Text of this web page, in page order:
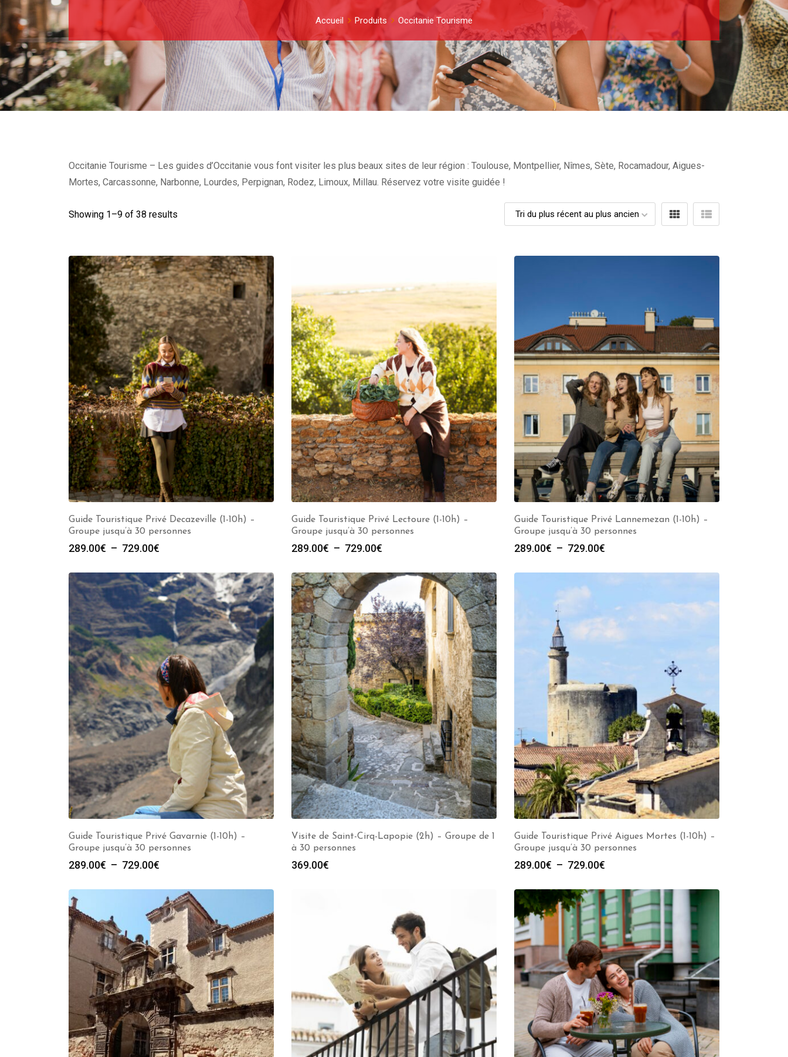
Accueil Produits Occitanie Tourisme
Occitanie Tourisme – Les guides d’Occitanie vous font visiter les plus beaux sites de leur région : Toulouse, Montpellier, Nîmes, Sète, Rocamadour, Aigues-
Mortes, Carcassonne, Narbonne, Lourdes, Perpignan, Rodez, Limoux, Millau. Réservez votre visite guidée !
Showing 1–9 of 38 results
Guide Touristique Privé Decazeville (1-10h) –
Groupe jusqu’à 30 personnes
289.00€ – 729.00€
prix :
289.00€
à
729.00€
Guide Touristique Privé Lectoure (1-10h) –
Groupe jusqu’à 30 personnes
289.00€ – 729.00€
prix :
à
729.00€
Guide Touristique Privé Lannemezan (1-10h) –
Groupe jusqu’à 30 personnes
289.00€ – 729.00€
prix :
729.00€
Guide Touristique Privé Gavarnie (1-10h) –
Groupe jusqu’à 30 personnes
289.00€ – 729.00€
prix :
289.00€
à
729.00€
Visite de Saint-Cirq-Lapopie (2h) – Groupe de 1
à 30 personnes
369.00€
Guide Touristique Privé Aigues Mortes (1-10h) –
Groupe jusqu’à 30 personnes
289.00€ – 729.00€
prix :
289.00€
à
729.00€